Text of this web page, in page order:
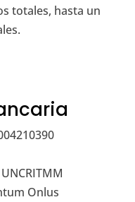
totales, hasta un
Onlus